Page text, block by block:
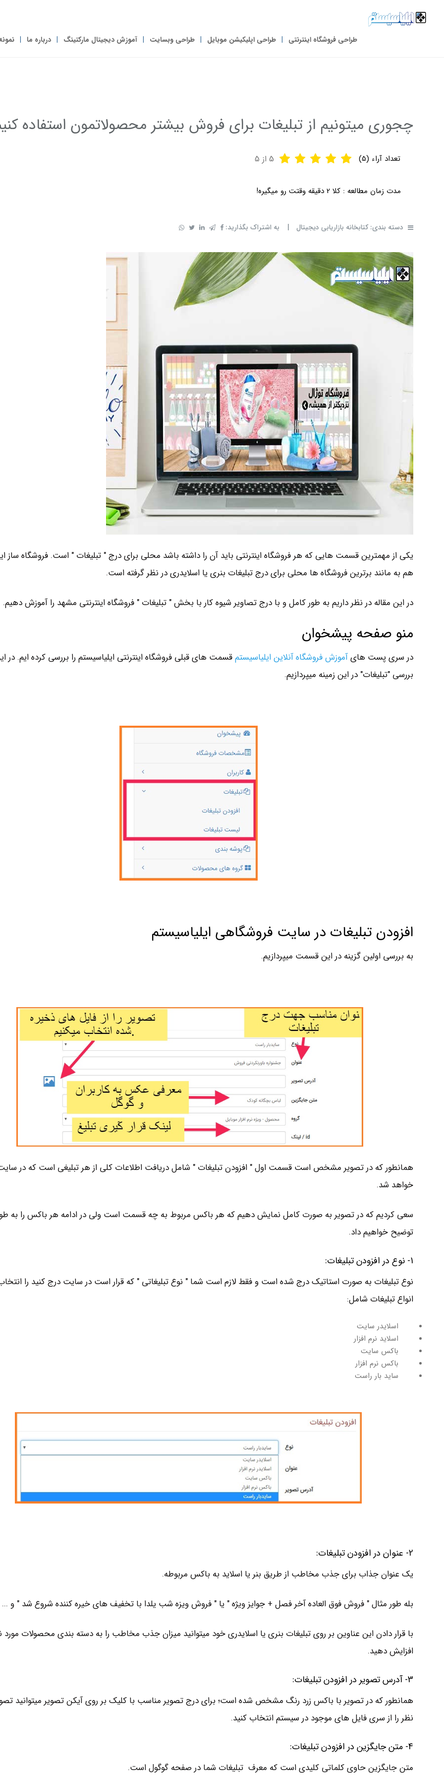
طراحی فروشگاه اینترنتی طراحی اپلیکیشن موبایل طراحی وبسایت آموزش دیجیتال مارکتینگ درباره ما
چجوری میتونیم از تبلیغات برای فروش بیشتر محصولاتمون استفاده
تعداد آراء (5
)
5 از 5
مدت زمان مطالعه : کلا 2 دقیقه وقتت رو میگیره!
دسته بندی:کتابخانه بازاریابی دیجیتال | به اشتراک بگذارید:
یکی از مهمترین قسمت هایی که هر فروشگاه اینترنتی باید آن را داشته باشد محلی برای درج " تبلیغات " است. فروشگاه ساز
هم به مانند برترین فروشگاه ها محلی برای درج تبلیغات بنری یا اسلایدری در نظر گرفته است.
در این مقاله در نظر داریم به طور کامل و با درج تصاویر شیوه کار با بخش " تبلیغات " فروشگاه اینترنتی مشهد را آموزش دهیم.
منو صفحه پیشخوان
در سری پست هایآموزش فروشگاه آنلاین ایلیاسیستمقسمت های قبلی فروشگاه اینترنتی ایلیاسیستم را بررسی کرده ایم. در
بررسی "تبلیغات" در این زمینه میپردازیم.
افزودن تبلیغات در سایت فروشگاهی ایلیاسیستم
به بررسی اولین گزینه در این قسمت میپردازیم.
همانطور که در تصویر مشخص است قسمت اول " افزودن تبلیغات " شامل دریافت اطلاعات کلی از هر تبلیغی است که در
خواهد شد.
سعی کردیم که در تصویر به صورت کامل نمایش دهیم که هر باکس مربوط به چه قسمت است ولی در ادامه هر باکس را به
توضیح خواهیم داد.
1- نوع در افزودن تبلیغات:
نوع تبلیغات به صورت استاتیک درج شده است و فقط لازم است شما " نوع تبلیغاتی " که قرار است در سایت درج کنید را
انواع تبلیغات شامل:
اسلایدر سایت
اسلاید نرم افزار
باکس سایت
باکس نرم افزار
ساید بار راست
2- عنوان در افزودن تبلیغات:
یک عنوان جذاب برای جذب مخاطب از طریق بنر یا اسلاید به باکس مربوطه.
بله طور مثال " فروش فوق العاده آخر فصل + جوایز ویژه " یا " فروش ویزه شب یلدا با تخفیف های خیره کننده شروع شد " و ...
با قرار دادن این عناوین بر روی تبلیغات بنری یا اسلایدری خود میتوانید میزان جذب مخاطب را به دسته بندی محصولات
افزایش دهید.
3- آدرس تصویر در افزودن تبلیغات:
همانطور که در تصویر با باکس زرد رنگ مشخص شده است؛ برای درج تصویر مناسب با کلیک بر روی آیکن تصویر میتوانید
نظر را از سری فایل های موجود در سیستم انتخاب کنید.
4- متن جایگزین در افزودن تبلیغات:
متن جایگزین حاوی کلماتی کلیدی است که معرف تبلیغات شما در صفحه گوگول است.